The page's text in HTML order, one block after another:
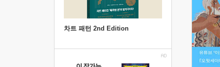
차트 패턴 2nd Edition